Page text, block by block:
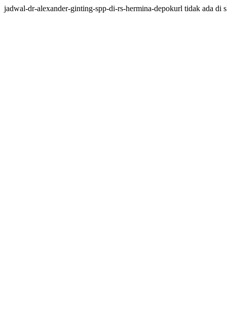
jadwal-dr-alexander-ginting-spp-di-rs-hermina-depokurl tidak ada di